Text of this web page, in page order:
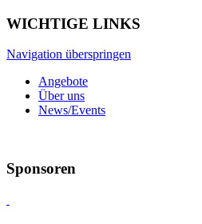
WICHTIGE LINKS
Navigation überspringen
Angebote
Über uns
News/Events
Sponsoren